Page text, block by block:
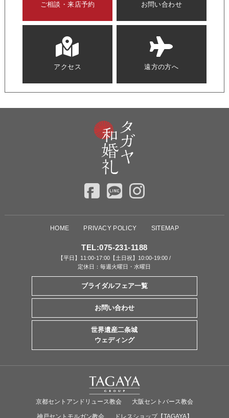
ご相談・来店予約 お問い合わせ
アクセス 遠方の方へ
HOME PRIVACY POLICY SITEMAP
TEL:075-231-1188
【平日】11:00-17:00【土日祝】10:00-19:00 /
定休日：毎週火曜日・水曜日
ブライダルフェア一覧
お問い合わせ
世界遺産二条城
ウェディング
京都セントアンドリュース教会 大阪セントバース教会
神戸セントモルガン教会 ドレスショップ【TAGAYA】